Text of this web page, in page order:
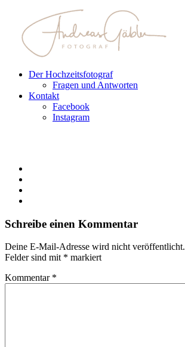
Der Hochzeitsfotograf
Fragen und Antworten
Kontakt
Facebook
Instagram
Schreibe einen Kommentar
Deine E-Mail-Adresse wird nicht veröffentlicht.
Felder sind mit * markiert
Kommentar *